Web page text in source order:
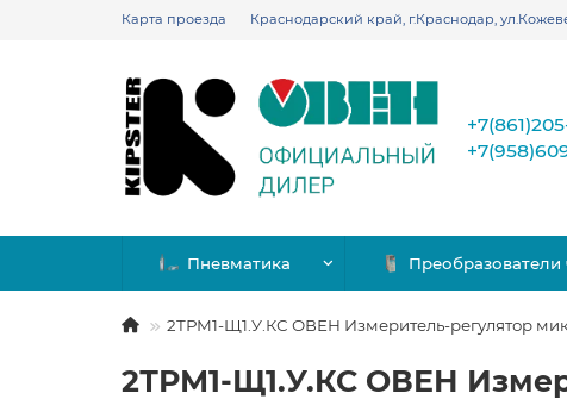
Карта проезда Краснодарский край, г.Краснодар,
Пневматика Преобразователи
2ТРМ1-Щ1.У.КС ОВЕН Измеритель-регулятор
2ТРМ1-Щ1.У.КС ОВЕН